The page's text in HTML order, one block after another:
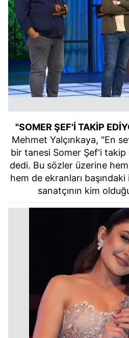
"SOMER ŞEF'İ TAKİP
Mehmet Yalçınkaya, "En
bir tanesi Somer Şef'i
dedi. Bu sözler üzerine
hem de ekranları
sanatçının kim